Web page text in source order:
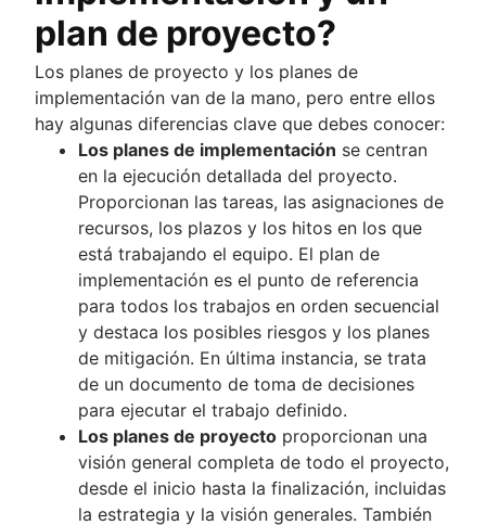
plan de proyecto?
Los planes de proyecto y los planes de
implementación van de la mano, pero entre ellos
hay algunas diferencias clave que debes conocer:
Los planes de implementación se centran
en la ejecución detallada del proyecto.
Proporcionan las tareas, las asignaciones de
recursos, los plazos y los hitos en los que
está trabajando el equipo. El plan de
implementación es el punto de referencia
para todos los trabajos en orden secuencial
y destaca los posibles riesgos y los planes
de mitigación. En última instancia, se trata
de un documento de toma de decisiones
para ejecutar el trabajo definido.
Los planes de proyecto proporcionan una
visión general completa de todo el proyecto,
desde el inicio hasta la finalización, incluidas
la estrategia y la visión generales. También